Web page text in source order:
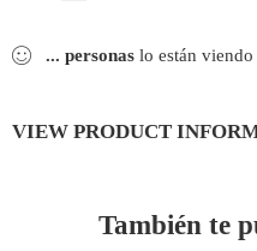
... personas lo están
VIEW PRODUCT
También te